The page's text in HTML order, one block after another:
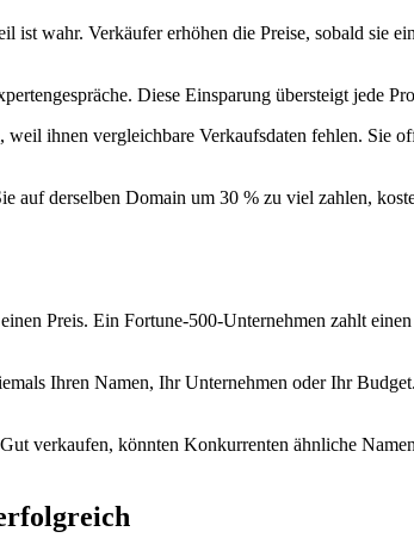
ist wahr. Verkäufer erhöhen die Preise, sobald sie
Diese Einsparung übersteigt jede
ihnen vergleichbare Verkaufsdaten fehlen. Sie
derselben Domain um 30 % zu viel zahlen,
Preis. Ein Fortune-500-Unternehmen zahlt
Ihren Namen, Ihr Unternehmen oder Ihr
verkaufen, könnten Konkurrenten ähnliche